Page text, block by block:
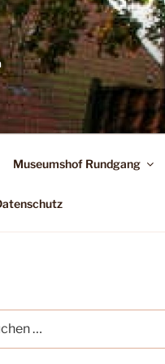
Museumshof Rundgang